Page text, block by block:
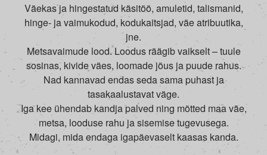
Väekas ja hingestatud käsitöö, amuletid, talismanid,
hinge- ja vaimukodud, kodukaitsjad, väe atribuutika,
jne.
Metsavaimude lood. Loodus räägib vaikselt – tuule
sosinas, kivide väes, loomade jõus ja puude rahus.
Nad kannavad endas seda sama puhast ja
tasakaalustavat väge.
Iga kee ühendab kandja palved ning mõtted maa väe,
metsa, looduse rahu ja sisemise tugevusega.
Midagi, mida endaga igapäevaselt kaasas kanda.